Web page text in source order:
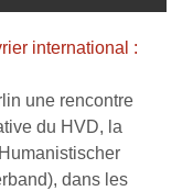
international :
une rencontre
du HVD, la
dans les